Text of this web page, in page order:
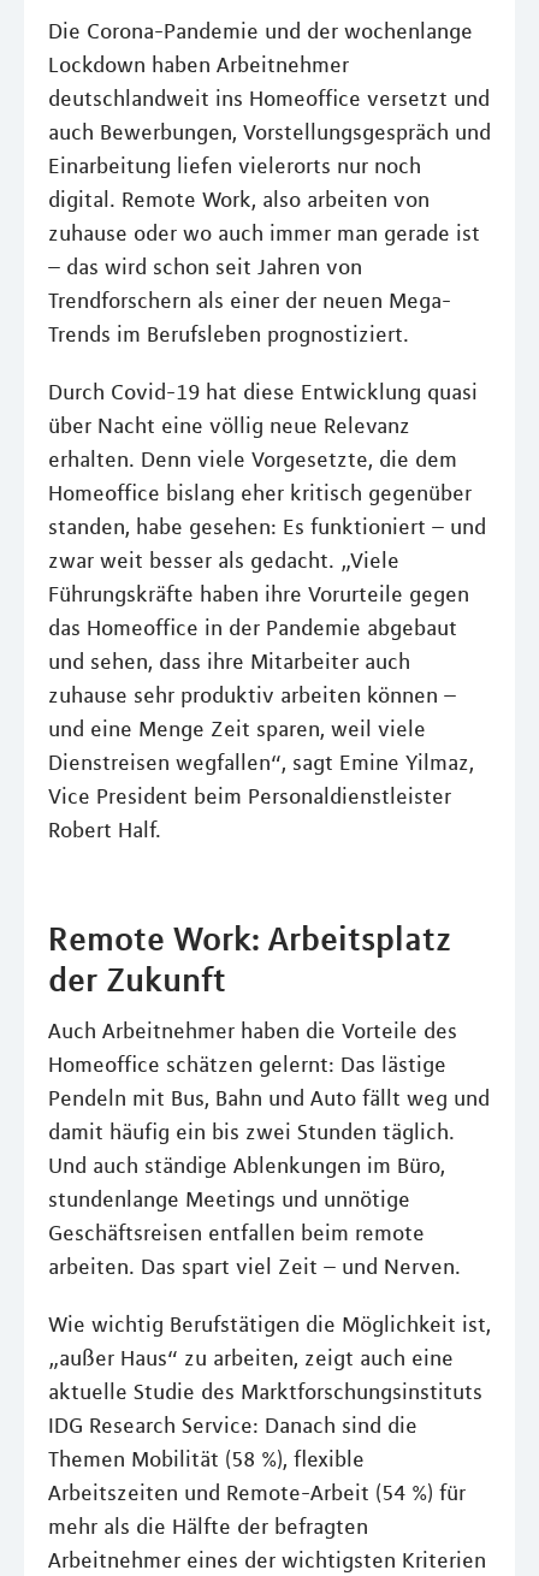
Die Corona-Pandemie und der wochenlange
Lockdown haben Arbeitnehmer
deutschlandweit ins Homeoffice versetzt und
auch Bewerbungen, Vorstellungsgespräch und
Einarbeitung liefen vielerorts nur noch
digital. Remote Work, also arbeiten von
zuhause oder wo auch immer man gerade ist
– das wird schon seit Jahren von
Trendforschern als einer der neuen Mega-
Trends im Berufsleben prognostiziert.
Durch Covid-19 hat diese Entwicklung quasi
über Nacht eine völlig neue Relevanz
erhalten. Denn viele Vorgesetzte, die dem
Homeoffice bislang eher kritisch gegenüber
standen, habe gesehen: Es funktioniert – und
zwar weit besser als gedacht. „Viele
Führungskräfte haben ihre Vorurteile gegen
das Homeoffice in der Pandemie abgebaut
und sehen, dass ihre Mitarbeiter auch
zuhause sehr produktiv arbeiten können –
und eine Menge Zeit sparen, weil viele
Dienstreisen wegfallen“, sagt Emine Yilmaz,
Vice President beim Personaldienstleister
Robert Half.
Remote Work: Arbeitsplatz
der Zukunft
Auch Arbeitnehmer haben die Vorteile des
Homeoffice schätzen gelernt: Das lästige
Pendeln mit Bus, Bahn und Auto fällt weg und
damit häufig ein bis zwei Stunden täglich.
Und auch ständige Ablenkungen im Büro,
stundenlange Meetings und unnötige
Geschäftsreisen entfallen beim remote
arbeiten. Das spart viel Zeit – und Nerven.
Wie wichtig Berufstätigen die Möglichkeit ist,
„außer Haus“ zu arbeiten, zeigt auch eine
aktuelle Studie des Marktforschungsinstituts
IDG Research Service: Danach sind die
Themen Mobilität (58 %), flexible
Arbeitszeiten und Remote-Arbeit (54 %) für
mehr als die Hälfte der befragten
Arbeitnehmer eines der wichtigsten Kriterien